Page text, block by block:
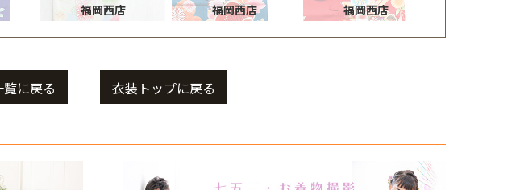
福岡西店 福岡西店 福岡西店
覧に戻る 衣装トップに戻る